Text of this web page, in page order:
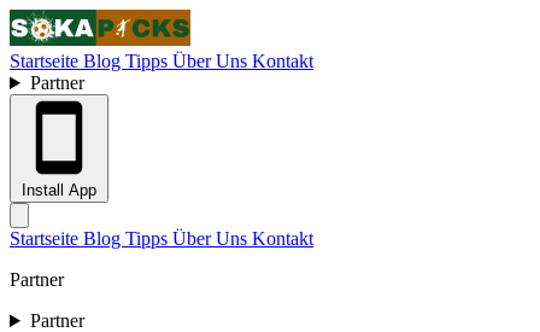
Startseite Blog Tipps Über Uns Kontakt
Partner
Install App
Startseite Blog Tipps Über Uns Kontakt
Partner
Partner